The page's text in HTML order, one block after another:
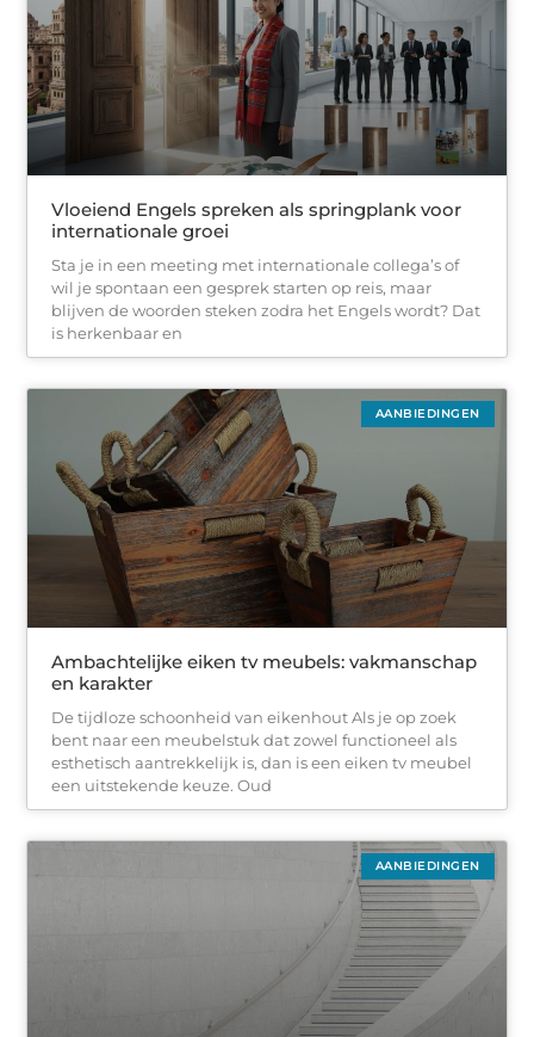
Vloeiend Engels spreken als springplank voor
internationale groei
Sta je in een meeting met internationale collega’s of
wil je spontaan een gesprek starten op reis, maar
blijven de woorden steken zodra het Engels wordt? Dat
is herkenbaar en
AANBIEDINGEN
Ambachtelijke eiken tv meubels: vakmanschap
en karakter
De tijdloze schoonheid van eikenhout Als je op zoek
bent naar een meubelstuk dat zowel functioneel als
esthetisch aantrekkelijk is, dan is een eiken tv meubel
een uitstekende keuze. Oud
AANBIEDINGEN